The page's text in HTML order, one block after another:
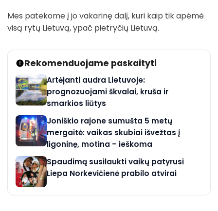
Mes patekome į jo vakarinę dalį, kuri kaip tik apėmė
visą rytų Lietuvą, ypač pietryčių Lietuvą.
Rekomenduojame paskaityti
Artėjanti audra Lietuvoje:
prognozuojami škvalai, kruša ir
smarkios liūtys
Joniškio rajone sumušta 5 metų
mergaitė: vaikas skubiai išvežtas į
ligoninę, motina – ieškoma
Spaudimą susilaukti vaikų patyrusi
Liepa Norkevičienė prabilo atvirai